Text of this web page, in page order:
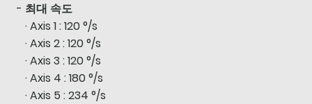
- 최대 속도
· Axis 1 : 120 °/s
· Axis 2 : 120 °/s
· Axis 3 : 120 °/s
· Axis 4 : 180 °/s
· Axis 5 : 234 °/s